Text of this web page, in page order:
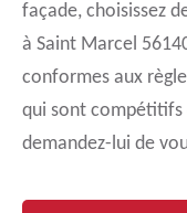
façade, choisissez
à Saint Marcel
conformes aux
qui sont compétitifs
demandez-lui de